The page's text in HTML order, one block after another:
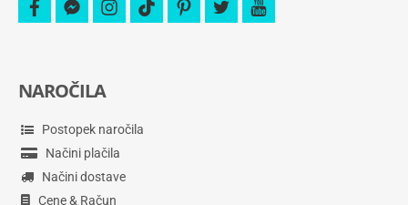
facebookfacebook-
messenger
instagram
tiktokpinterest
twitteryoutube
NAROČILA
Postopek naročila
Načini plačila
Načini dostave
Cene & Račun